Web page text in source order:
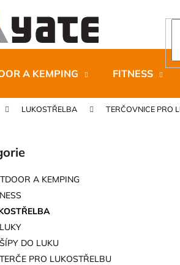
A KEMPING FITNESS
LUKOSTŘELBA TERČOVNICE PRO
A KEMPING
LUKY
ŠÍPY DO LUKU
TERČE PRO LUKOSTŘELBU
GEL 100 ML